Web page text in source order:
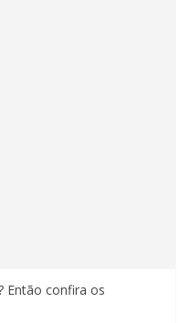
Então confira os